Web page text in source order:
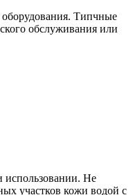
Типчные
обслуживания или
использовании. Не
участков кожи водой с